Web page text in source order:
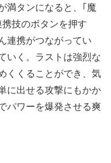
満タンになると、｢魔
技のボタンを押す
連携がつながってい
いく。ラストは強烈な
くくることができ、気
出せる攻撃にもかか
パワーを爆発させる爽